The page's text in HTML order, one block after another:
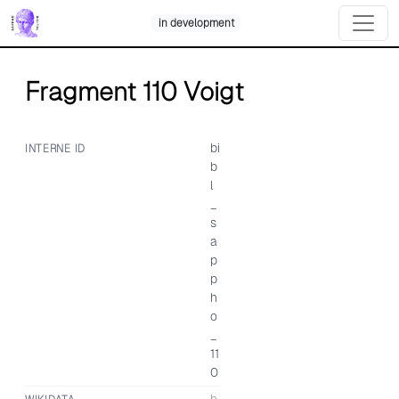
Skip
to
content
in development
Fragment 110 Voigt
INTERNE ID
bi
b
l
s
a
p
p
h
o
11
0